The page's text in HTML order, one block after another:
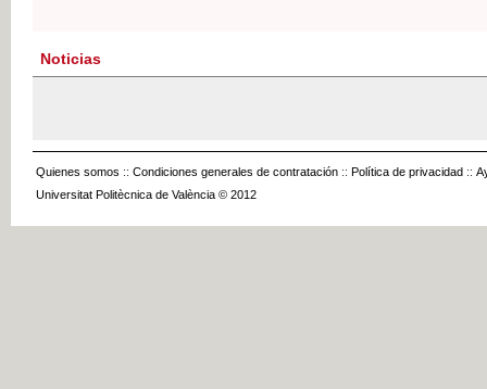
Noticias
Quienes somos :: Condiciones generales de contratación :: Política de privacidad ::
Universitat Politècnica de València © 2012